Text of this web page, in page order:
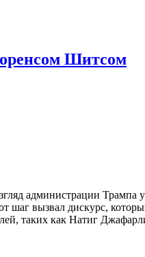
Шитсом
администрации
шаг вызвал дискурс,
таких как Натиг